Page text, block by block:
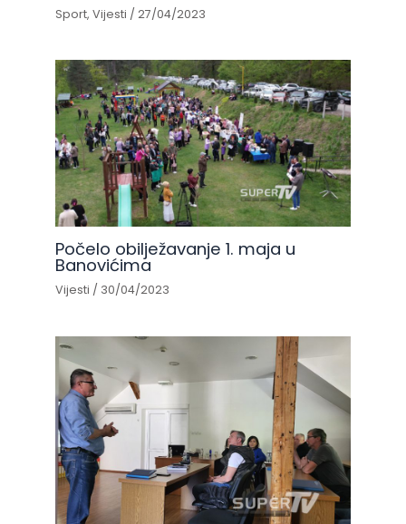
Sport,Vijesti /27/04/2023
Počelo obilježavanje 1. maja u
Banovićima
Vijesti / 30/04/2023